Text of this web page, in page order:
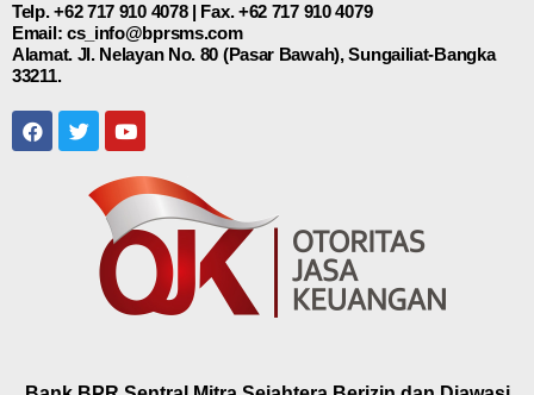
Telp. +62 717 910 4078 | Fax. +62 717 910 4079
Email: cs_info@bprsms.com
Alamat. Jl. Nelayan No. 80 (Pasar Bawah), Sungailiat-Bangka
33211.